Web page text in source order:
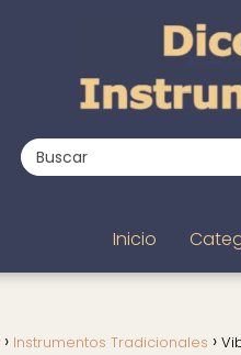
Inicio
Instrumentos Tradicionales